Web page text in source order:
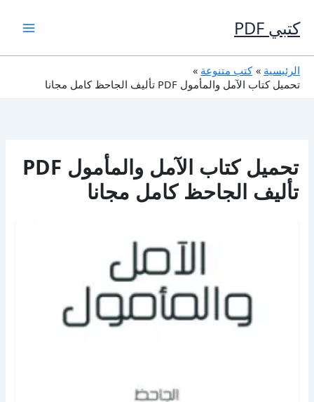
إلى
المحتوى
كتبي PDF
الرئيسية
كتب متنوعة
تحميل كتاب الآمل والمأمول PDF تأليف الجاحظ كامل مجانا
تحميل كتاب الآمل والمأمول PDF
تأليف الجاحظ كامل مجانا